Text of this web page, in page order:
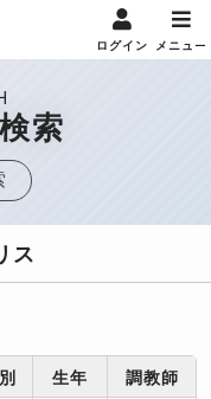
ログイン メニュー
索
ス
生年
調教師